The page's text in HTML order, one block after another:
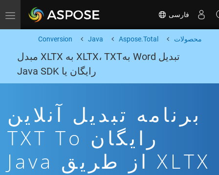
Toggle navigation فارسی
محصولات Aspose.Total
Java
Conversion
تبدیل Word بهXLTX، TXT به XLTX مبدل
رایگان یا Java SDK
برنامه تبدیل آنلاین
رایگان TXT To
XLTX از طریق Java